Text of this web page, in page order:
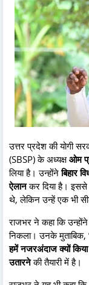
उत्तर प्रदेश की योगी
(SBSP) के अध्यक्षओम
लिया है। उन्होंनेबिहार
ऐलानकर दिया है। इससे
थे, लेकिन उन्हें एक भी
राजभर ने कहा कि
निकला। उनके मुताबिक,
हमें नजरअंदाज क्यों किया
उतारनेकी तैयारी में है।